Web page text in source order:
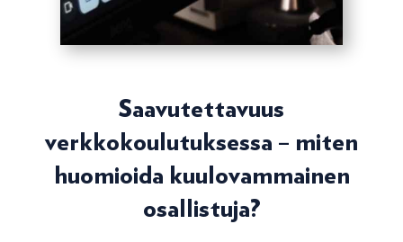
Saavutettavuus
verkkokoulutuksessa – miten
huomioida kuulovammainen
osallistuja?